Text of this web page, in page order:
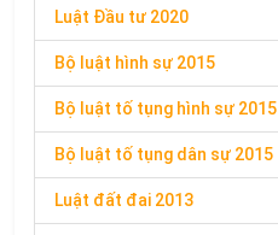
Luật Đầu tư 2020
Bộ luật hình sự 2015
Bộ luật tố tụng hình sự 2015
Bộ luật tố tụng dân sự 2015
Luật đất đai 2013